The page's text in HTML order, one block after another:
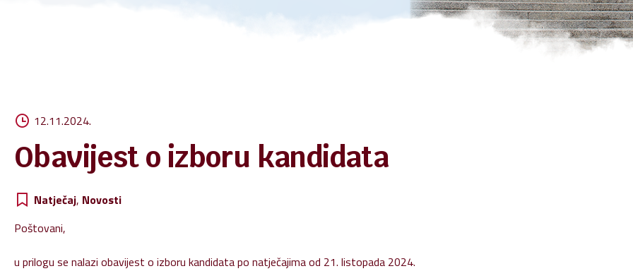
12.11.2024.
Obavijest o izboru kandidata
Natječaj, Novosti
Poštovani,
u prilogu se nalazi obavijest o izboru kandidata po natječajima od 21. listopada 2024.